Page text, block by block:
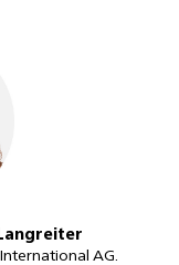
AG.